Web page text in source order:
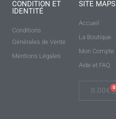
CONDITION ET
IDENTITÉ
Conditions
Générales de Vente
Mentions Légales
SITE MAPS
Accueil
La Boutique
Mon Compte
Aide et FAQ
0.00€ 0